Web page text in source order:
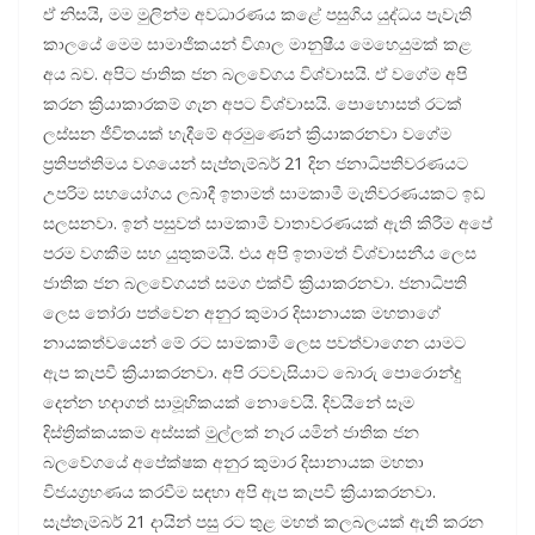
ඒ නිසයි, මම මුලින්ම අවධාරණය කළේ පසුගිය යුද්ධය පැවැති
කාලයේ මෙම සාමාජිකයන් විශාල මානුෂීය මෙහෙයුමක් කළ
අය බව. අපිට ජාතික ජන බලවේගය විශ්වාසයි. ඒ වගේම අපි
කරන ක්‍රියාකාරකම් ගැන අපට විශ්වාසයි. පොහොසත් රටක්
ලස්සන ජීවිතයක් හැදීමේ අරමුණෙන් ක්‍රියාකරනවා වගේම
ප්‍රතිපත්තිමය වශයෙන් සැප්තැම්බර් 21 දින ජනාධිපතිවරණයට
උපරිම සහයෝගය ලබාදී ඉතාමත් සාමකාමී මැතිවරණයකට ඉඩ
සලසනවා. ඉන් පසුවත් සාමකාමී වාතාවරණයක් ඇති කිරීම අපේ
පරම වගකීම සහ යුතුකමයි. එය අපි ඉතාමත් විශ්වාසනීය ලෙස
ජාතික ජන බලවේගයත් සමග එක්වී ක්‍රියාකරනවා. ජනාධිපති
ලෙස තෝරා පත්වෙන අනුර කුමාර දිසානායක මහතාගේ
නායකත්වයෙන් මේ රට සාමකාමී ලෙස පවත්වාගෙන යාමට
ඇප කැපවී ක්‍රියාකරනවා. අපි රටවැසියාට බොරු පොරොන්දු
දෙන්න හදාගත් සාමූහිකයක් නොවෙයි. දිවයිනේ සෑම
දිස්ත්‍රික්කයකම අස්සක් මුල්ලක් නෑර යමින් ජාතික ජන
බලවේගයේ අපේක්ෂක අනුර කුමාර දිසානායක මහතා
විජයග්‍රහණය කරවීම සඳහා අපි ඇප කැපවී ක්‍රියාකරනවා.
සැප්තැම්බර් 21 දායින් පසු රට තුළ මහත් කලබලයක් ඇති කරන